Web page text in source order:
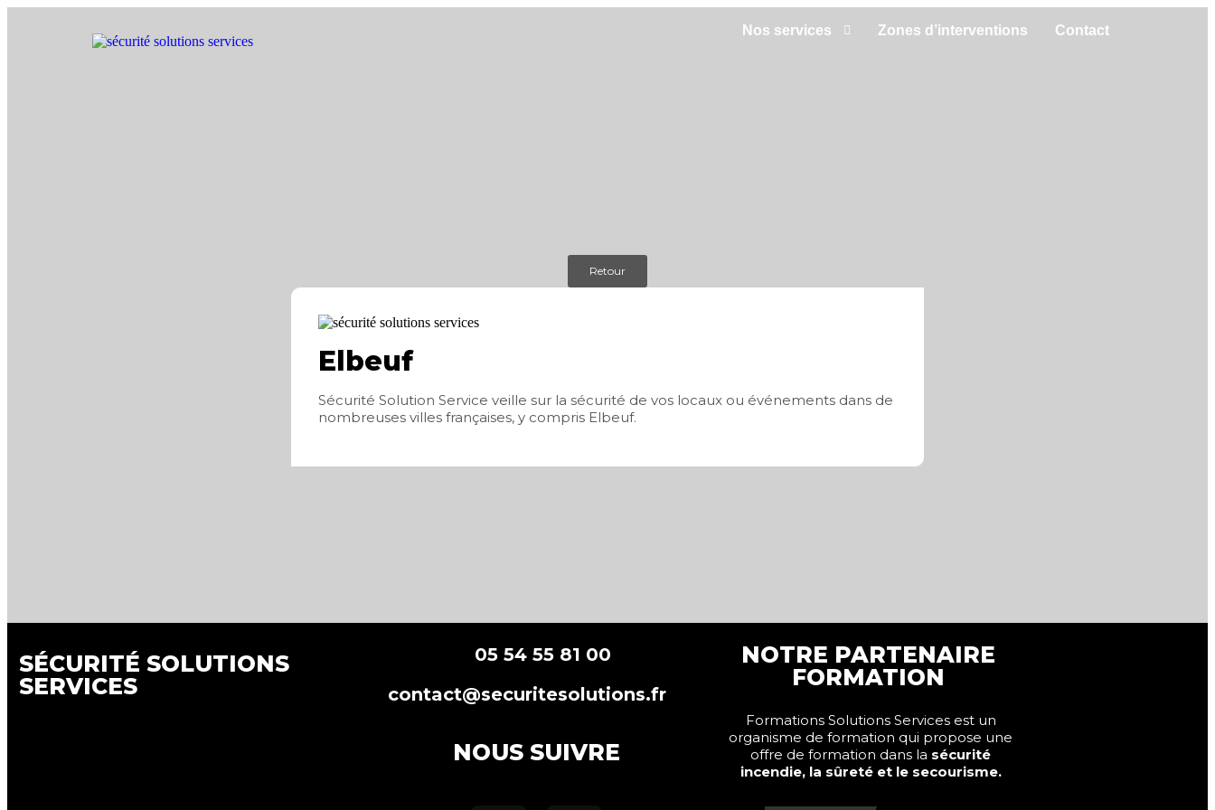
Nos services Zones d’interventions Contact
Retour
Elbeuf
Sécurité Solution Service veille sur la sécurité de vos locaux ou événements dans de
nombreuses villes françaises, y compris Elbeuf.
SÉCURITÉ SOLUTIONS
SERVICES
05 54 55 81 00
contact@securitesolutions.fr
NOUS SUIVRE
NOTRE PARTENAIRE
FORMATION
Formations Solutions Services est un
organisme de formation qui propose une
offre de formation dans la sécurité
incendie, la sûreté et le secourisme.